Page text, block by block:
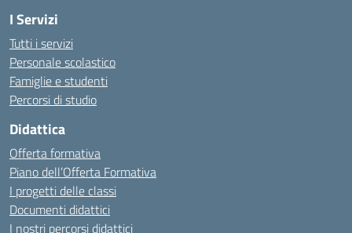
I Servizi
Tutti i servizi
Personale scolastico
Famiglie e studenti
Percorsi di studio
Didattica
Offerta formativa
Piano dell’Offerta Formativa
I progetti delle classi
Documenti didattici
I nostri percorsi didattici